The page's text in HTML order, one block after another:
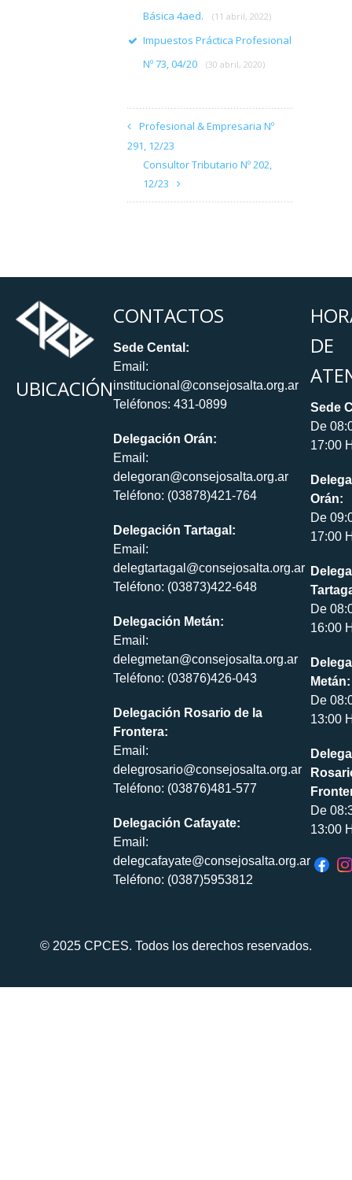
Básica 4aed.
(11 abril, 2022)
Impuestos Práctica Profesional
Nº 73, 04/20
(30 abril, 2020)
Profesional & Empresaria Nº
291, 12/23
Consultor Tributario Nº 202,
12/23
UBICACIÓN
CONTACTOS
Sede Cental:
Email:
institucional@consejosalta.org.ar
Teléfonos: 431-0899
Delegación Orán:
Email:
delegoran@consejosalta.org.ar
Teléfono: (03878)421-764
Delegación Tartagal:
Email:
delegtartagal@consejosalta.org.ar
Teléfono: (03873)422-648
Delegación Metán:
Email:
delegmetan@consejosalta.org.ar
Teléfono: (03876)426-043
Delegación Rosario de la
Frontera:
Email:
delegrosario@consejosalta.org.ar
Teléfono: (03876)481-577
Delegación Cafayate:
Email:
delegcafayate@consejosalta.org.ar
Teléfono: (0387)5953812
DE
Sede
De
17:00
Orán:
De
17:00
De
16:00
Metán:
De
13:00
De
13:00
© 2025 CPCES. Todos los derechos reservados.